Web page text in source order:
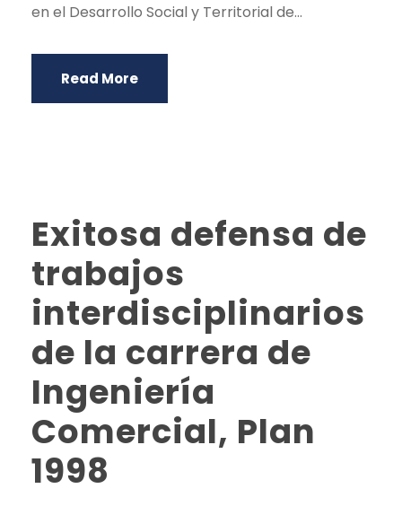
en el Desarrollo Social y Territorial de...
Read More
Exitosa defensa de
trabajos
interdisciplinarios
de la carrera de
Ingeniería
Comercial, Plan
1998